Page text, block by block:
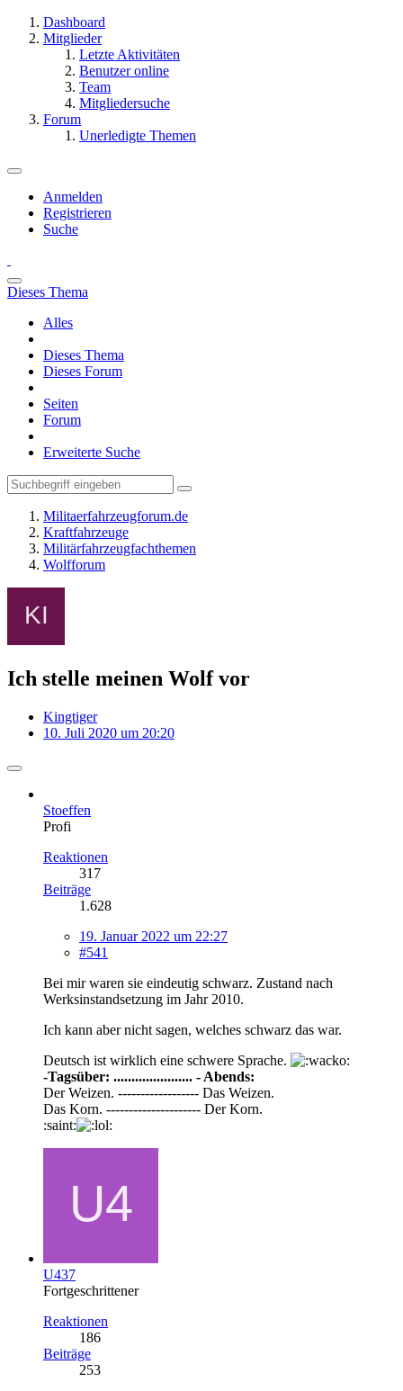
Dashboard
Mitglieder
Letzte Aktivitäten
Benutzer online
Team
Mitgliedersuche
Forum
Unerledigte Themen
Anmelden
Registrieren
Suche
Dieses Thema
Alles
Dieses Thema
Dieses Forum
Seiten
Forum
Erweiterte Suche
Militaerfahrzeugforum.de
Kraftfahrzeuge
Militärfahrzeugfachthemen
Wolfforum
Ich stelle meinen Wolf vor
Kingtiger
10. Juli 2020 um 20:20
Stoeffen
Profi
Reaktionen
317
Beiträge
1.628
19. Januar 2022 um 22:27
#541
Bei mir waren sie eindeutig schwarz. Zustand nach
Werksinstandsetzung im Jahr 2010.
Ich kann aber nicht sagen, welches schwarz das war.
Deutsch ist wirklich eine schwere Sprache.
-Tagsüber: ...................... - Abends:
Der Weizen. ------------------ Das Weizen.
Das Korn. --------------------- Der Korn.
:saint:
U437
Fortgeschrittener
Reaktionen
186
Beiträge
253